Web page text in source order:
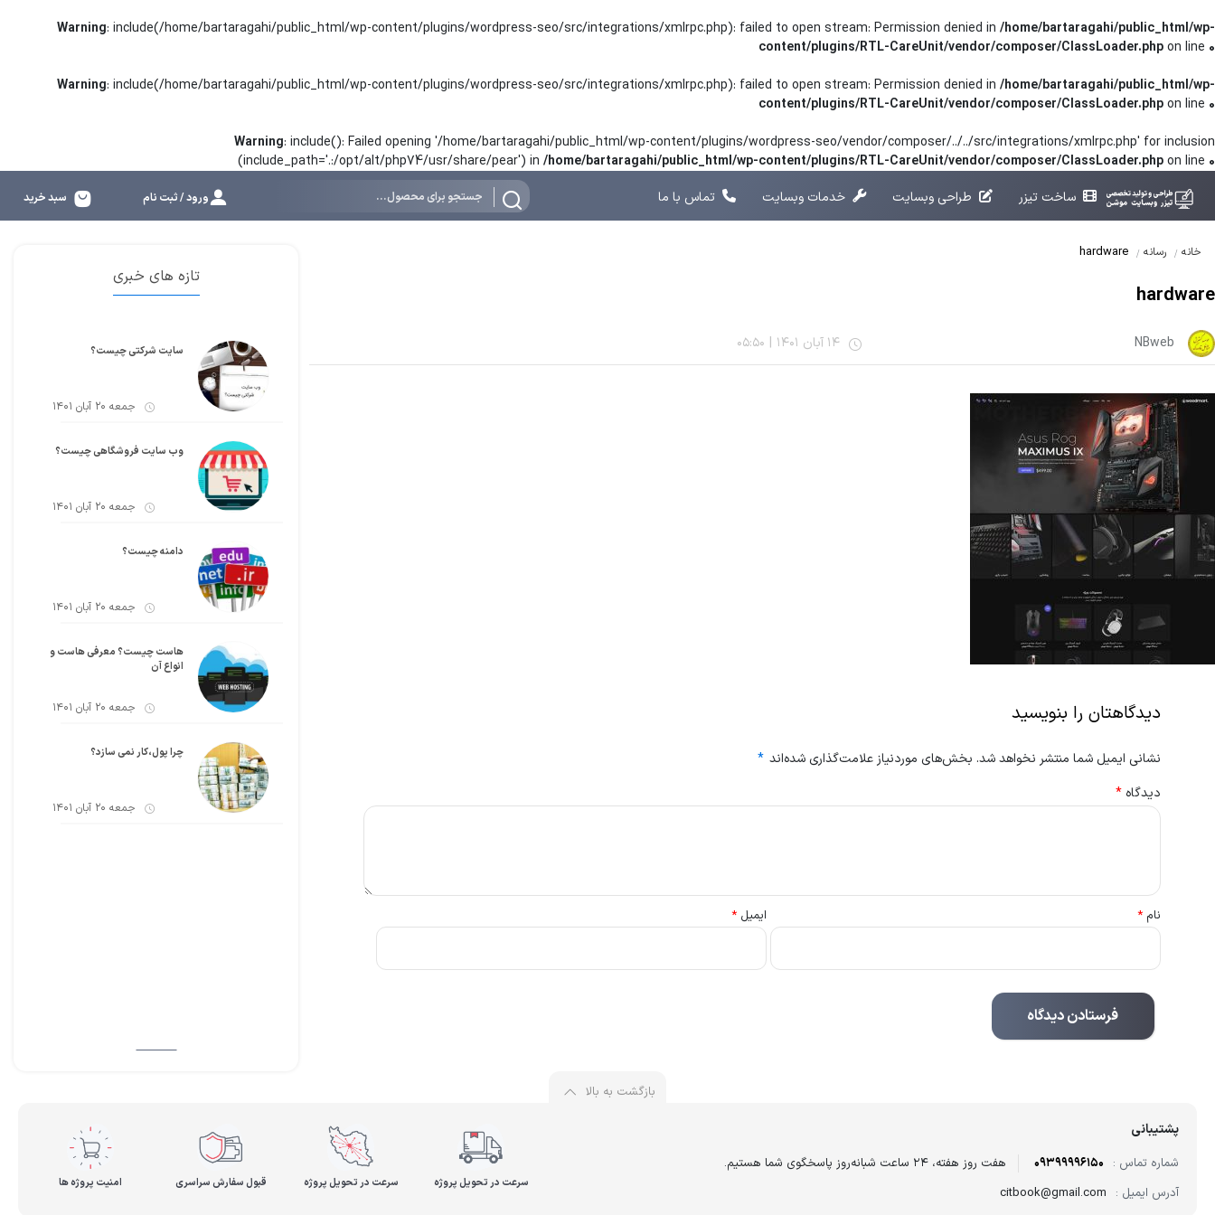
Warning: include(/home/bartaragahi/public_html/wp-content/plugins/wordpress-seo/src/integrations/xmlrpc.php): failed to open stream: Permission denied in /home/bartaragahi/public_html/wp-
content/plugins/RTL-CareUnit/vendor/composer/ClassLoader.phpon line 0
Warning: include(/home/bartaragahi/public_html/wp-content/plugins/wordpress-seo/src/integrations/xmlrpc.php): failed to open stream: Permission denied in /home/bartaragahi/public_html/wp-
content/plugins/RTL-CareUnit/vendor/composer/ClassLoader.phpon line 0
Warning: include(): Failed opening '/home/bartaragahi/public_html/wp-content/plugins/wordpress-seo/vendor/composer/../../src/integrations/xmlrpc.php' for inclusion
(include_path='.:/opt/alt/php74/usr/share/pear') in /home/bartaragahi/public_html/wp-content/plugins/RTL-CareUnit/vendor/composer/ClassLoader.phpon line 0
ساخت تیزر
طراحی وبسایت خدمات وبسایت تماس با ما ورود / ثبت نام سبد خرید
خانه رسانه
hardware
NBweb 14 آبان 1401 |
05:50
دیدگاهتان را بنویسید
نشانی ایمیل شما منتشر نخواهد شد. بخش‌های موردنیاز علامت‌گذاری شده‌اند *
دیدگاه*
نام* ایمیل*
تازه های خبری
سایت شرکتی چیست؟
جمعه 20 آبان 1401
وب سایت فروشگاهی چیست؟
جمعه 20 آبان 1401
دامنه چیست؟
جمعه 20 آبان 1401
هاست چیست؟ معرفی هاست و
انواع آن
جمعه 20 آبان 1401
چرا پول،کار نمی سازد؟
جمعه 20 آبان 1401
بازگشت به بالا
پشتیبانی
شماره تماس : 09399996150
هفت روز هفته، ۲۴ ساعت شبانه‌روز پاسخگوی شما هستیم.
آدرس ایمیل : citbook@gmail.com
سرعت در تحویل پروژه سرعت در تحویل پروژه قبول سفارش سراسری امنیت پروژه ها